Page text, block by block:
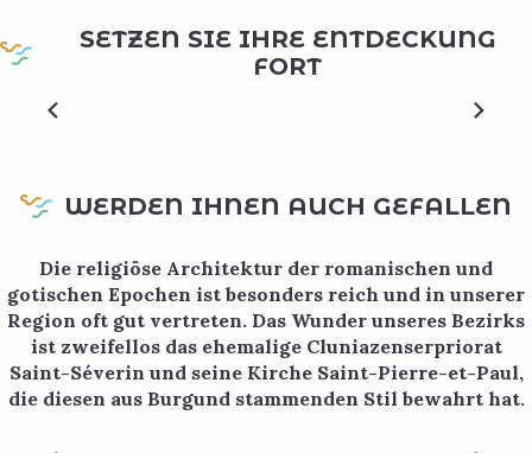
SETZEN SIE IHRE ENTDECKUNG
FORT
Campée au centre historique d'Amay, la collégiale a fière
allure et attire le regard par sa masse imposante et ses
WERDEN IHNEN AUCH GEFALLEN
Die religiöse Architektur der romanischen und
gotischen Epochen ist besonders reich und in unserer
Region oft gut vertreten. Das Wunder unseres Bezirks
ist zweifellos das ehemalige Cluniazenserpriorat
Saint-Séverin und seine Kirche Saint-Pierre-et-Paul,
die diesen aus Burgund stammenden Stil bewahrt hat.
Eglise Saint-Christophe
Ce sont quelques heureuses surprises que rencontreront
les personnes qui viendront visiter cette étonnante